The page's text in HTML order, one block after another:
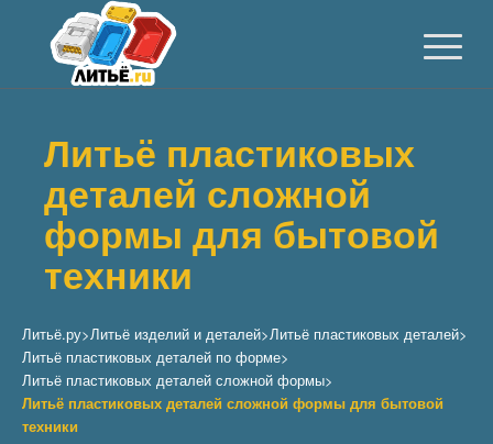
Литьё пластиковых
деталей сложной
формы для бытовой
техники
Литьё.ру>Литьё изделий и деталей>Литьё пластиковых деталей>
Литьё пластиковых деталей по форме>
Литьё пластиковых деталей сложной формы>
Литьё пластиковых деталей сложной формы для бытовой
техники